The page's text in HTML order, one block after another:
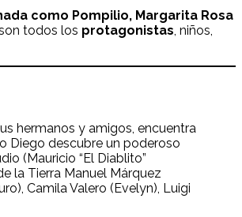
como Pompilio, Margarita Rosa
todos los protagonistas , niños,
hermanos y amigos, encuentra
Diego descubre un poderoso
(Mauricio “El Diablito”
la Tierra Manuel Márquez
Camila Valero (Evelyn), Luigi